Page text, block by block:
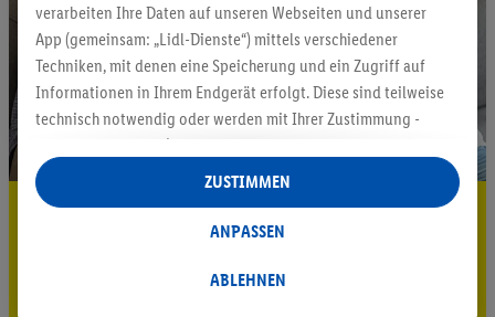
5.95 € Versand sparen³²ᵃ
verarbeiten Ihre Daten auf unseren Webseiten und unserer
App (gemeinsam: „Lidl-Dienste“) mittels verschiedener
Techniken, mit denen eine Speicherung und ein Zugriff auf
Informationen in Ihrem Endgerät erfolgt. Diese sind teilweise
technisch notwendig oder werden mit Ihrer Zustimmung -
auch durch Partner (u.a.
Verantwortliche; im Zusammenhang mit dem IAB TCF
insgesamt
Statistik-Erstellung oder für personalisierte Werbung
Datenverarbeitungen für personalisierte Werbung werden
ABLEHNEN
ANPASSEN
ZUSTIMMEN